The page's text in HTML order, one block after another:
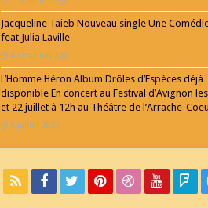
Jacqueline Taieb Nouveau single Une
feat Julia Laville
4 semaines ago
L’Homme Héron Album Drôles d’Espèces déjà
disponible En concert au Festival d’Avignon
et 22 juillet à 12h au Théâtre de l’Arrache-
6 juillet 2026